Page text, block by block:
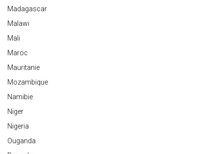
Madagascar
Malawi
Mali
Maroc
Mauritanie
Mozambique
Namibie
Niger
Nigeria
Ouganda